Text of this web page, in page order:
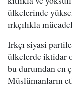
ülkelerinde
ırkçılıkla
Irkçı siyasi
ülkelerde iktidar
bu durumdan en
Müslümanların